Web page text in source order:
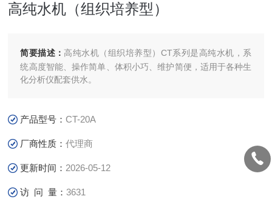
高纯水机（组织培养型）
简要描述： 高纯水机（组织培养型）CT系列是高纯水机，系
统高度智能、操作简单、体积小巧、维护简便，适用于各种生
化分析仪配套供水。
产品型号：CT-20A
厂商性质：代理商
更新时间： 2026-05-12
访 问 量：3631